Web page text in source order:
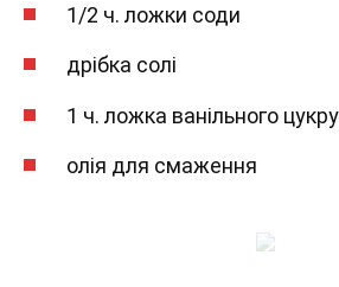
1/2 ч. ложки соди
дрібка солі
1 ч. ложка ванільного цукру
олія для смаження